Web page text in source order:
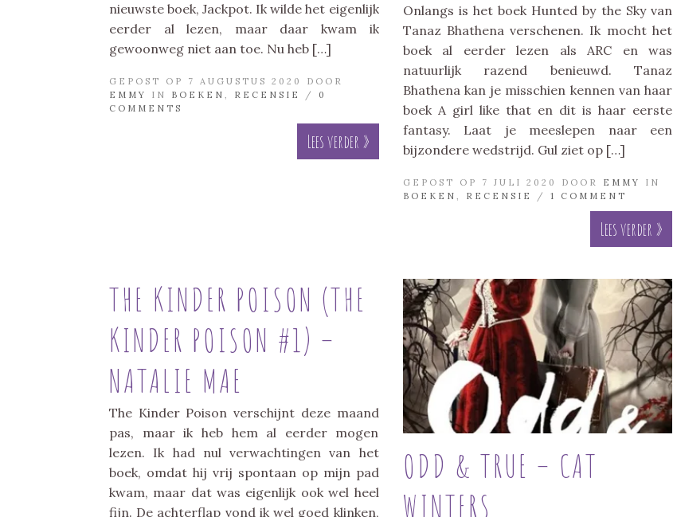
nieuwste boek, Jackpot. Ik wilde het eigenlijk
eerder al lezen, maar daar kwam ik
gewoonweg niet aan toe. Nu heb […]
GEPOST OP 7 AUGUSTUS 2020 DOOR
EMMY
IN BOEKEN , RECENSIE / 0
COMMENTS
Lees verder »
Onlangs is het boek Hunted by the Sky van
Tanaz Bhathena verschenen. Ik mocht het
boek al eerder lezen als ARC en was
natuurlijk razend benieuwd. Tanaz
Bhathena kan je misschien kennen van haar
boek A girl like that en dit is haar eerste
fantasy. Laat je meeslepen naar een
bijzondere wedstrijd. Gul ziet op […]
GEPOST OP 7 JULI 2020 DOOR EMMY
IN
BOEKEN , RECENSIE / 1 COMMENT
Lees verder »
THE KINDER POISON (THE
KINDER POISON #1) –
NATALIE MAE
The Kinder Poison verschijnt deze maand
pas, maar ik heb hem al eerder mogen
lezen. Ik had nul verwachtingen van het
boek, omdat hij vrij spontaan op mijn pad
kwam, maar dat was eigenlijk ook wel heel
fijn. De achterflap vond ik wel goed klinken,
ODD & TRUE – CAT
WINTERS